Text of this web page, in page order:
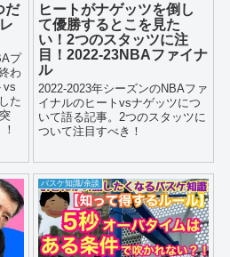
だ
プ
わ
vs
た
ヒートがナゲッツを倒し
て優勝するとこを見た
い！2つのスタッツに注
目！2022-23NBAファイナ
ル
2022-2023年シーズンのNBAファ
イナルのヒートvsナゲッツにつ
いて語る記事。2つのスタッツに
ついて注目すべき！
バスケ知識/余談